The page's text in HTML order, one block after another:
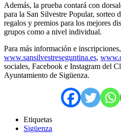
Además, la prueba contará con
para la San Silvestre Popular, sorteo
regalos y premios para los mejores
grupos como a nivel individual.
Para más información e inscripciones,
www.sansilvestreseguntina.es,
sociales, Facebook e Instagram del
Ayuntamiento de Sigüenza.
Etiquetas
Sigüenza